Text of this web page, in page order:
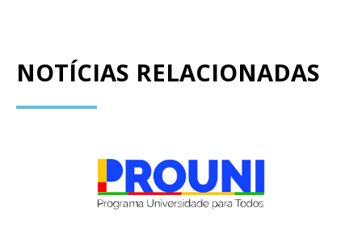
NOTÍCIAS RELACIONADAS